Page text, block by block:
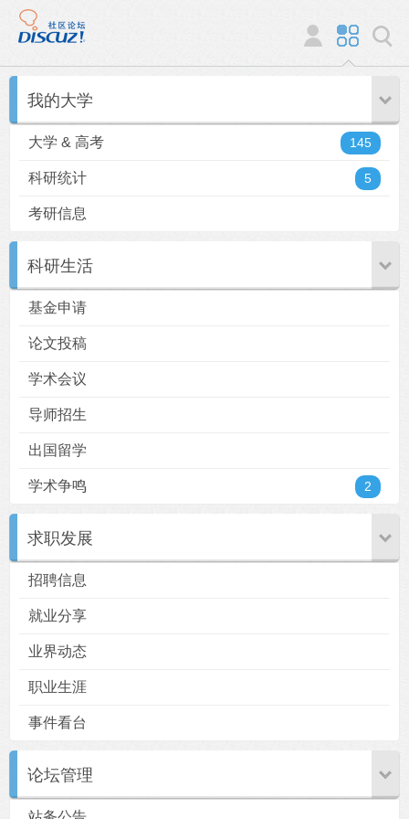
我的大学
145
大学 & 高考
5
科研统计
考研信息
科研生活
基金申请
论文投稿
学术会议
导师招生
出国留学
2
学术争鸣
求职发展
招聘信息
就业分享
业界动态
职业生涯
事件看台
论坛管理